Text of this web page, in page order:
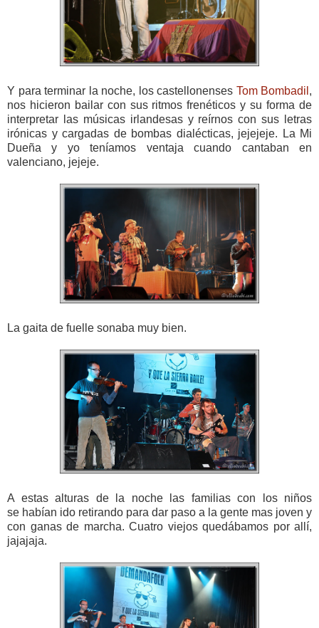
Y para terminar la noche, los castellonenses Tom Bombadil ,
nos hicieron bailar con sus ritmos frenéticos y su forma de
interpretar las músicas irlandesas y reírnos con sus letras
irónicas y cargadas de bombas dialécticas, jejejeje. La Mi
Dueña y yo teníamos ventaja cuando cantaban en
valenciano, jejeje.
La gaita de fuelle sonaba muy bien.
A estas alturas de la noche las familias con los niños
se habían ido retirando para dar paso a la gente mas joven y
con ganas de marcha. Cuatro viejos quedábamos por allí,
jajajaja.